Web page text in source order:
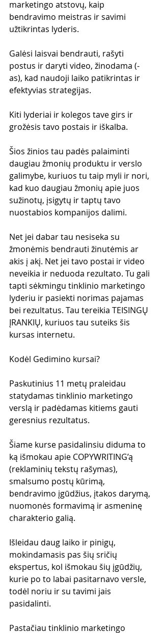
marketingo atstovų, kaip
bendravimo meistras ir savimi
užtikrintas lyderis.
Galėsi laisvai bendrauti, rašyti
postus ir daryti video, žinodama (-
as), kad naudoji laiko patikrintas ir
efektyvias strategijas.
Kiti lyderiai ir kolegos tave girs ir
grožėsis tavo postais ir iškalba.
Šios žinios tau padės palaiminti
daugiau žmonių produktu ir verslo
galimybe, kuriuos tu taip myli ir nori,
kad kuo daugiau žmonių apie juos
sužinotų, įsigytų ir taptų tavo
nuostabios kompanijos dalimi.
Net jei dabar tau nesiseka su
žmonėmis bendrauti žinutėmis ar
akis į akį. Net jei tavo postai ir video
neveikia ir neduoda rezultato. Tu gali
tapti sėkmingu tinklinio marketingo
lyderiu ir pasiekti norimas pajamas
bei rezultatus. Tau tereikia TEISINGŲ
ĮRANKIŲ, kuriuos tau suteiks šis
kursas internetu.
Kodėl Gedimino kursai?
Paskutinius 11 metų praleidau
statydamas tinklinio marketingo
verslą ir padėdamas kitiems gauti
geresnius rezultatus.
Šiame kurse pasidalinsiu diduma to
ką išmokau apie COPYWRITING’ą
(reklaminių tekstų rašymas),
smalsumo postų kūrimą,
bendravimo įgūdžius, įtakos darymą,
nuomonės formavimą ir asmeninę
charakterio galią.
Išleidau daug laiko ir pinigų,
mokindamasis pas šių sričių
ekspertus, kol išmokau šių įgūdžių,
kurie po to labai pasitarnavo versle,
todėl noriu ir su tavimi jais
pasidalinti.
Pastačiau tinklinio marketingo